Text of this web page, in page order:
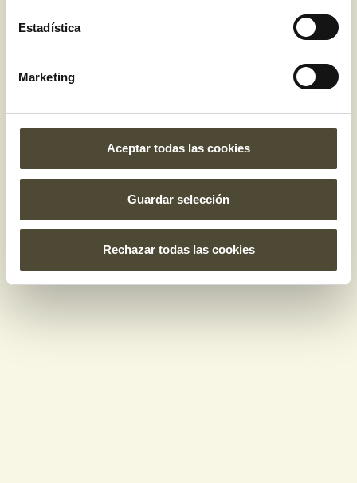
Estadística
Marketing
Aceptar todas las cookies
Guardar selección
Rechazar todas las cookies